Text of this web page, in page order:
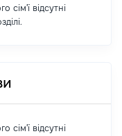
сім'ї відсутні
сім'ї відсутні